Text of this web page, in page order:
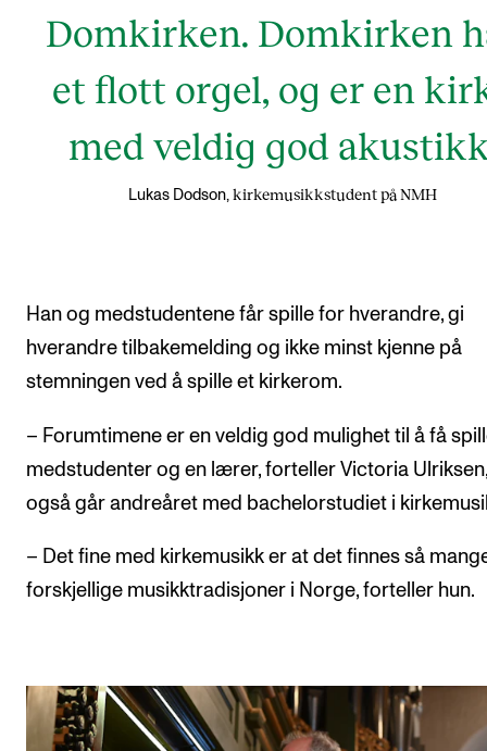
Domkirken. Domkirken
et flott orgel, og er en
med veldig god
Lukas Dodson, kirkemusikkstudent på NMH
Han og medstudentene får spille for hverandre, gi
hverandre tilbakemelding og ikke minst kjenne på
stemningen ved å spille et kirkerom.
– Forumtimene er en veldig god mulighet til å få
medstudenter og en lærer, forteller Victoria
også går andreåret med bachelorstudiet i
– Det fine med kirkemusikk er at det finnes så
forskjellige musikktradisjoner i Norge, forteller hun.